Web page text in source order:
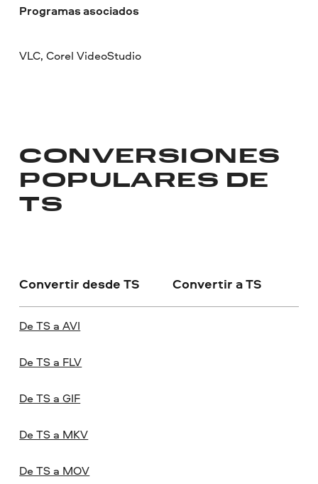
Programas asociados
VLC, Corel VideoStudio
CONVERSIONES
POPULARES DE
TS
Convertir desde TS Convertir a TS
De TS a AVI
De TS a FLV
De TS a GIF
De TS a MKV
De TS a MOV